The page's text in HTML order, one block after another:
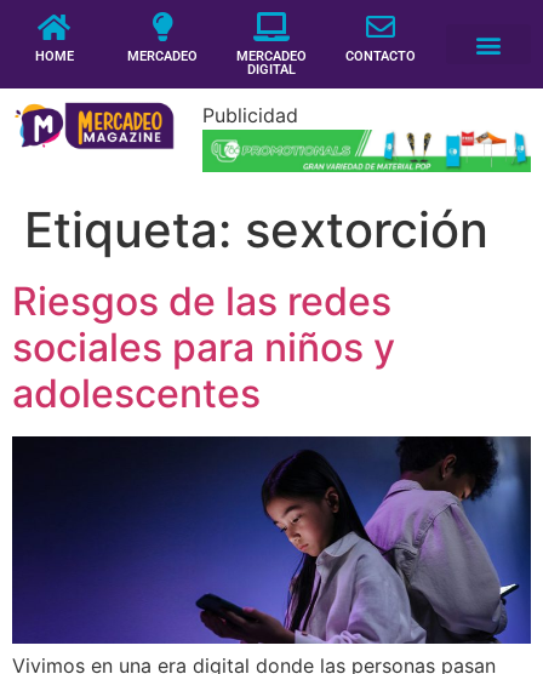
HOME MERCADEO
MERCADEO
DIGITAL
CONTACTO
Publicidad
Etiqueta: sextorción
Riesgos de las redes
sociales para niños y
adolescentes
Vivimos en una era digital donde las personas pasan